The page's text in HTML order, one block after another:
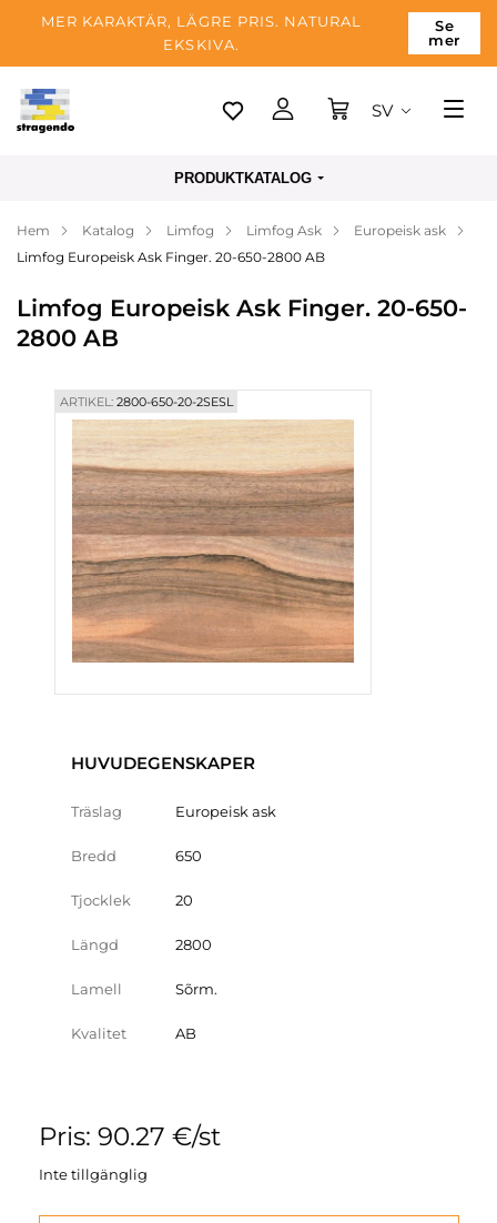
MER KARAKTÄR, LÄGRE PRIS. NATURAL
EKSKIVA.
Se
mer
Tallinn
Betalning
Blogg
SV
PRODUKTKATALOG
Hem Katalog Limfog Limfog Ask
Europeisk ask
Limfog Europeisk Ask Finger. 20-650-2800 AB
Limfog Europeisk Ask Finger. 20-650-
2800 AB
ARTIKEL:2800-650-20-2SESL
HUVUDEGENSKAPER
Träslag Europeisk ask
Bredd 650
Tjocklek 20
Längd 2800
Lamell Sõrm.
Kvalitet AB
Pris: 90.27 €/st
Inte tillgänglig